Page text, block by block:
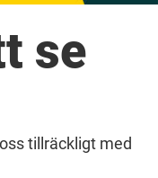
se
tillräckligt med